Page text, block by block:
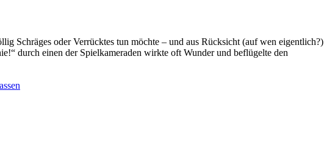
Schräges oder Verrücktes tun möchte – und aus Rücksicht (auf wen eigentlich?)
durch einen der Spielkameraden wirkte oft Wunder und beflügelte den